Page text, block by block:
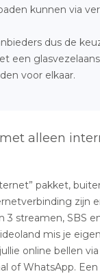
kunnen via
dus de
een
voor elkaar.
alleen
pakket,
zijn
3 streamen, SBS
mis je
online bellen
of WhatsApp.